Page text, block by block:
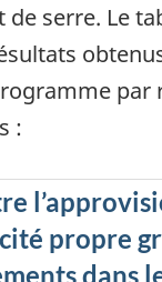
de serre. Le
par
: